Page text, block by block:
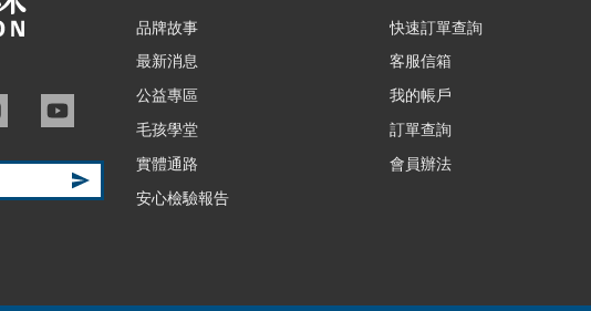
品牌故事
最新消息
公益專區
毛孩學堂
實體通路
安心檢驗報告
快速訂單查詢
客服信箱
我的帳戶
訂單查詢
會員辦法